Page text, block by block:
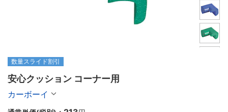
数量スライド割引
安心クッション コーナー用
カーボーイ